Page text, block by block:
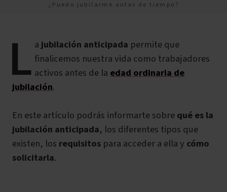
¿Puedo jubilarme antes de tiempo?
L a jubilación anticipada permite que
finalicemos nuestra vida como trabajadores
activos antes de la edad ordinaria de
jubilación.
En este artículo podrás informarte sobrequé es la
jubilación anticipada, los diferentes tipos que
existen, los requisitos para acceder a ella y cómo
solicitarla.